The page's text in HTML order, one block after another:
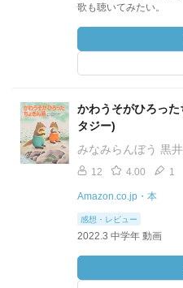
歌も聴いてみたい。
かわうそがひろっ
タジー)
みなみらんぼう 黒
12 4.00 1
Amazon.co.jp・本
感想・レビュー
2022.3 中学年 動画